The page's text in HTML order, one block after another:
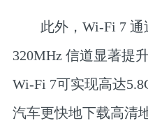
此外，Wi-Fi 7 通
320MHz 信道显著提
Wi-Fi 7可实现高达
汽车更快地下载高清